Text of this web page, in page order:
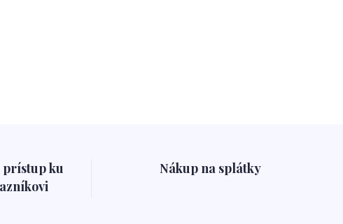
prístup ku
Nákup na splátky